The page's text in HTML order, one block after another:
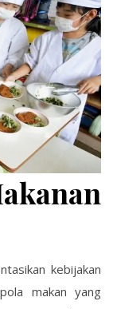
kebijakan
makan yang